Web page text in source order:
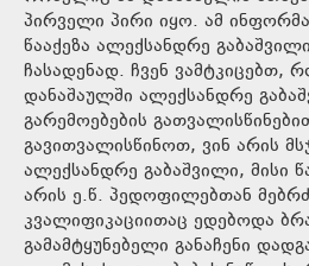
პირველი პირი იყო. ამ
წააქეზა ალექსანდრე
ჩასადენად. ჩვენ ვამტკიცებთ,
დანაშაულში ალექსანდრე
გარემოებების
გავითვალისწინოთ, ვინ არის
ალექსანდრე გაბაშვილი, მისი
არის ე.წ. პედოფილებთან
კვალიფიკაციითაც ედებოდა
გამამტყუნებელი განაჩენი